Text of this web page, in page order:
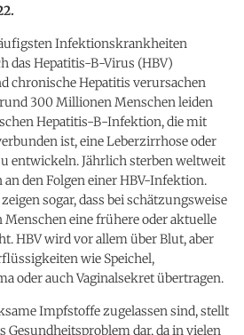
Infektionskrankheiten
das Hepatitis-B-Virus (HBV)
chronische Hepatitis verursachen
300 Millionen Menschen leiden
Hepatitis-B-Infektion, die mit
ist, eine Leberzirrhose oder
entwickeln. Jährlich sterben weltweit
den Folgen einer HBV-Infektion.
sogar, dass bei schätzungsweise
eine frühere oder aktuelle
HBV wird vor allem über Blut, aber
wie Speichel,
oder auch Vaginalsekret übertragen.
Impfstoffe zugelassen sind, stellt
Gesundheitsproblem dar, da in vielen